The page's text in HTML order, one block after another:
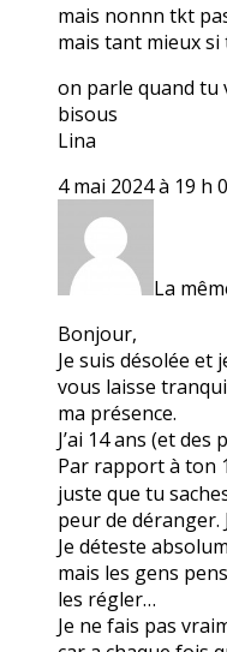
mais nonnn tkt
mais tant mieux si
on parle quand tu
bisous
Lina
4 mai 2024 à 19 h
La
Bonjour,
Je suis désolée et
vous laisse
ma présence.
J’ai 14 ans (et
Par rapport à ton
juste que tu
peur de déranger.
Je déteste
mais les gens
les régler…
Je ne fais pas